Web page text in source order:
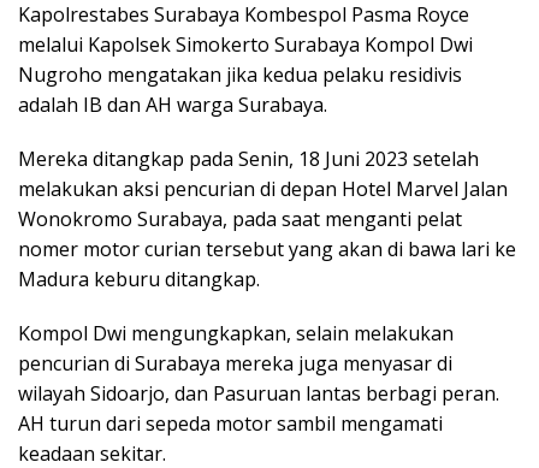
Kapolrestabes Surabaya Kombespol Pasma Royce
melalui Kapolsek Simokerto Surabaya Kompol Dwi
Nugroho mengatakan jika kedua pelaku residivis
adalah IB dan AH warga Surabaya.
Mereka ditangkap pada Senin, 18 Juni 2023 setelah
melakukan aksi pencurian di depan Hotel Marvel Jalan
Wonokromo Surabaya, pada saat menganti pelat
nomer motor curian tersebut yang akan di bawa lari ke
Madura keburu ditangkap.
Kompol Dwi mengungkapkan, selain melakukan
pencurian di Surabaya mereka juga menyasar di
wilayah Sidoarjo, dan Pasuruan lantas berbagi peran.
AH turun dari sepeda motor sambil mengamati
keadaan sekitar.